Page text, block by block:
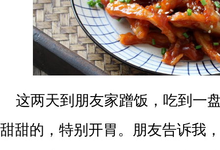
这两天到朋友家蹭饭，吃到一
甜甜的，特别开胃。朋友告诉我